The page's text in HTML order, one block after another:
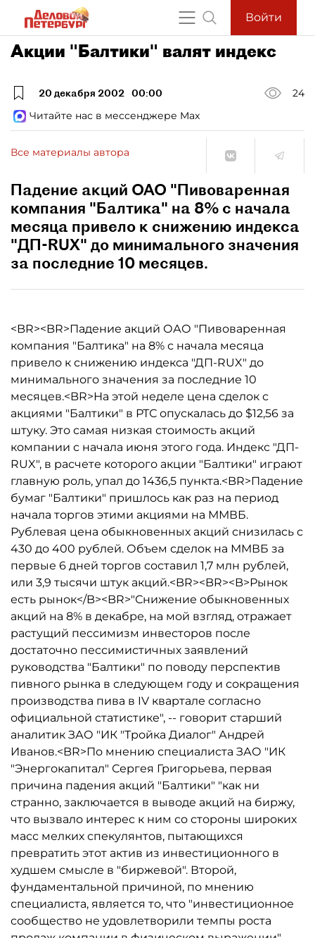
Войти
Акции "Балтики" валят индекс
20 декабря 2002 00:00
24
Читайте нас в мессенджере Max
Все материалы автора
Падение акций ОАО "Пивоваренная
компания "Балтика" на 8% с начала
месяца привело к снижению индекса
"ДП-RUX" до минимального значения
за последние 10 месяцев.
<BR><BR>Падение акций ОАО "Пивоваренная
компания "Балтика" на 8% с начала месяца
привело к снижению индекса "ДП-RUX" до
минимального значения за последние 10
месяцев.<BR>На этой неделе цена сделок с
акциями "Балтики" в РТС опускалась до $12,56 за
штуку. Это самая низкая стоимость акций
компании с начала июня этого года. Индекс "ДП-
RUX", в расчете которого акции "Балтики" играют
главную роль, упал до 1436,5 пункта.<BR>Падение
бумаг "Балтики" пришлось как раз на период
начала торгов этими акциями на ММВБ.
Рублевая цена обыкновенных акций снизилась с
430 до 400 рублей. Объем сделок на ММВБ за
первые 6 дней торгов составил 1,7 млн рублей,
или 3,9 тысячи штук акций.<BR><BR><B>Рынок
есть рынок</B><BR>"Снижение обыкновенных
акций на 8% в декабре, на мой взгляд, отражает
растущий пессимизм инвесторов после
достаточно пессимистичных заявлений
руководства "Балтики" по поводу перспектив
пивного рынка в следующем году и сокращения
производства пива в IV квартале согласно
официальной статистике", -- говорит старший
аналитик ЗАО "ИК "Тройка Диалог" Андрей
Иванов.<BR>По мнению специалиста ЗАО "ИК
"Энергокапитал" Сергея Григорьева, первая
причина падения акций "Балтики" "как ни
странно, заключается в выводе акций на биржу,
что вызвало интерес к ним со стороны широких
масс мелких спекулянтов, пытающихся
превратить этот актив из инвестиционного в
худшем смысле в "биржевой". Второй,
фундаментальной причиной, по мнению
специалиста, является то, что "инвестиционное
сообщество не удовлетворили темпы роста